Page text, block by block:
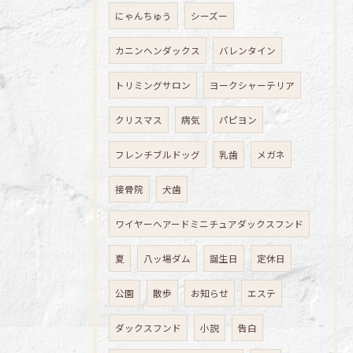
にゃんちゅう シーズー
カニンヘンダックス バレンタイン
トリミングサロン ヨークシャーテリア
クリスマス 病気 パピヨン
フレンチブルドッグ 乳歯 メガネ
接骨院 犬歯
ワイヤーヘアードミニチュアダックスフンド
夏 八ッ場ダム 誕生日 定休日
公園 散歩 お知らせ エステ
ダックスフンド 小説 告白